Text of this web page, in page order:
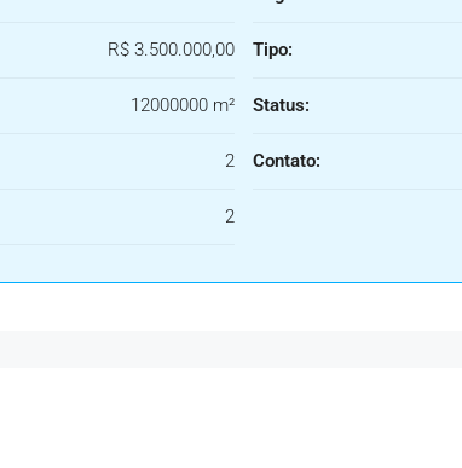
R$ 3.500.000,00
12000000 m²
2
2
Tipo:
Status:
Contato: